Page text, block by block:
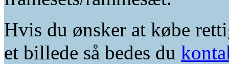
Hvis du ønsker at købe
et billede så bedes du